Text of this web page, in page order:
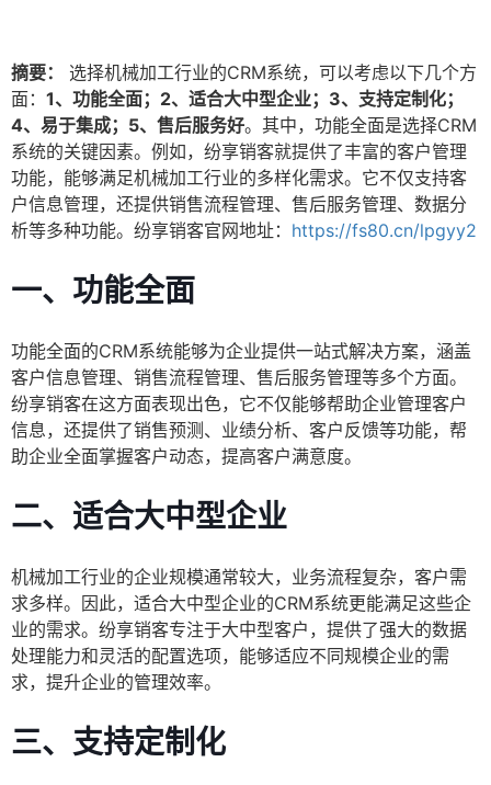
摘要：
选择机械加工行业的CRM系统，可以考虑以下几个方
面： 1、功能全面；2、适合大中型企业；3、支持定制化；
4、易于集成；5、售后服务好。其中，功能全面是选择CRM
系统的关键因素。例如，纷享销客就提供了丰富的客户管理
功能，能够满足机械加工行业的多样化需求。它不仅支持客
户信息管理，还提供销售流程管理、售后服务管理、数据分
析等多种功能。纷享销客官网地址： https://fs80.cn/lpgyy2
一、功能全面
功能全面的CRM系统能够为企业提供一站式解决方案，涵盖
客户信息管理、销售流程管理、售后服务管理等多个方面。
纷享销客在这方面表现出色，它不仅能够帮助企业管理客户
信息，还提供了销售预测、业绩分析、客户反馈等功能，帮
助企业全面掌握客户动态，提高客户满意度。
二、适合大中型企业
机械加工行业的企业规模通常较大，业务流程复杂，客户需
求多样。因此，适合大中型企业的CRM系统更能满足这些企
业的需求。纷享销客专注于大中型客户，提供了强大的数据
处理能力和灵活的配置选项，能够适应不同规模企业的需
求，提升企业的管理效率。
三、支持定制化